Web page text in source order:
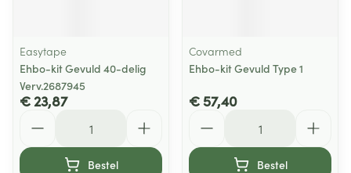
Easytape
Ehbo-kit Gevuld 40-delig
Verv.2687945
€ 23,87
Bestel
Covarmed
Ehbo-kit Gevuld Type 1
€ 57,40
Bestel